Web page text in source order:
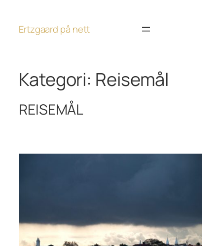
innhold
Ertzgaard på nett
Kategori: Reisemål
REISEMÅL